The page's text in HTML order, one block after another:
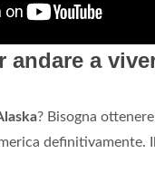
andare a
? Bisogna
definitivamente.